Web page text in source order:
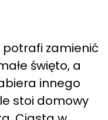
potrafi zamienić
święto, a
innego
stoi domowy